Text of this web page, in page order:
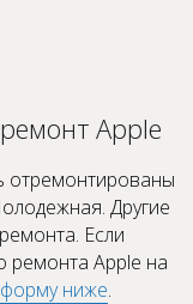
Apple
отремонтированы
Другие
Если
ремонта Apple на
форму ниже.